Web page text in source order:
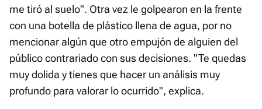
me tiró al suelo". Otra vez le golpearon en la frente
con una botella de plástico llena de agua, por no
mencionar algún que otro empujón de alguien del
público contrariado con sus decisiones. "Te quedas
muy dolida y tienes que hacer un análisis muy
profundo para valorar lo ocurrido", explica.